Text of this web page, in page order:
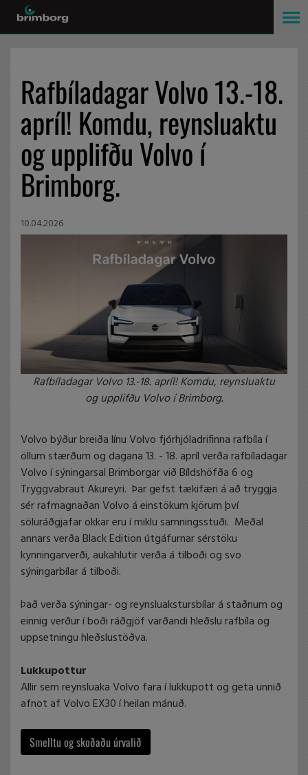
Rafbíladagar Volvo 13.-18.
apríl! Komdu, reynsluaktu
og upplifðu Volvo í
Brimborg.
10.04.2026
Rafbíladagar Volvo 13.-18. apríl! Komdu, reynsluaktu
og upplifðu Volvo í Brimborg.
Volvo býður breiða línu Volvo fjórhjóladrifinna rafbíla í
öllum stærðum og dagana 13. - 18. apríl verða rafbíladagar
Volvo í sýningarsal Brimborgar við Bíldshöfða 6 og
Tryggvabraut Akureyri. Þar gefst tækifæri á að tryggja
sér rafmagnaðan Volvo á einstökum kjörum því
söluráðgjafar okkar eru í miklu samningsstuði. Meðal
annars verða Black Edition útgáfurnar sérstöku
kynningarverði, aukahlutir verða á tilboði og svo
sýningarbílar á tilboði.
Það verða sýningar- og reynsluakstursbílar á staðnum og
einnig verður í boði ráðgjöf varðandi hleðslu rafbíla og
uppsetningu hleðslustöðva.
Lukkupottur
Allir sem reynsluaka Volvo fara í lukkupott og geta unnið
afnot af Volvo EX30 í heilan mánuð.
Smelltu og skoðaðu úrvalið